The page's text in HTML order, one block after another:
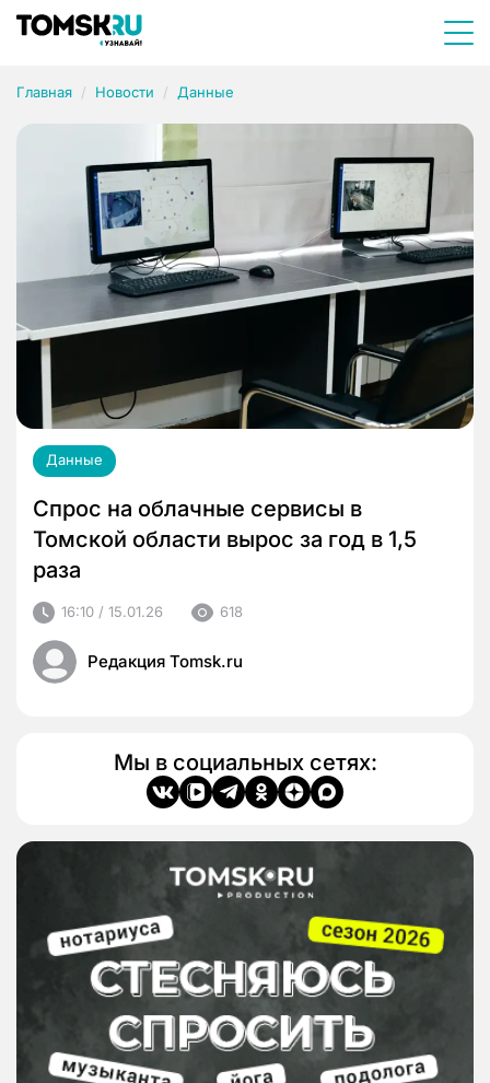
Главная Новости Данные
Данные
Спрос на облачные сервисы в
Томской области вырос за год в 1,5
раза
16:10 / 15.01.26 618
Редакция Tomsk.ru
Мы в социальных сетях: